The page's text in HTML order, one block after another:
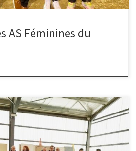
AS Féminines du
participé aujourd’hui au concours
le club de Lannemezan (65). Après deux